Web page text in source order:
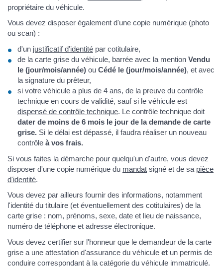
propriétaire du véhicule.
Vous devez disposer également d'une copie numérique (photo
ou scan) :
d'un justificatif d'identité par cotitulaire,
de la carte grise du véhicule, barrée avec la mention Vendu
le (jour/mois/année) ou Cédé le (jour/mois/année), et avec
la signature du prêteur,
si votre véhicule a plus de 4 ans, de la preuve du contrôle
technique en cours de validité, sauf si le véhicule est
dispensé de contrôle technique. Le contrôle technique doit
dater de moins de 6 mois le jour de la demande de carte
grise. Si le délai est dépassé, il faudra réaliser un nouveau
contrôle à vos frais.
Si vous faites la démarche pour quelqu'un d'autre, vous devez
disposer d'une copie numérique du mandat signé et de sa pièce
d'identité.
Vous devez par ailleurs fournir des informations, notamment
l'identité du titulaire (et éventuellement des cotitulaires) de la
carte grise : nom, prénoms, sexe, date et lieu de naissance,
numéro de téléphone et adresse électronique.
Vous devez certifier sur l'honneur que le demandeur de la carte
grise a une attestation d'assurance du véhicule et un permis de
conduire correspondant à la catégorie du véhicule immatriculé.